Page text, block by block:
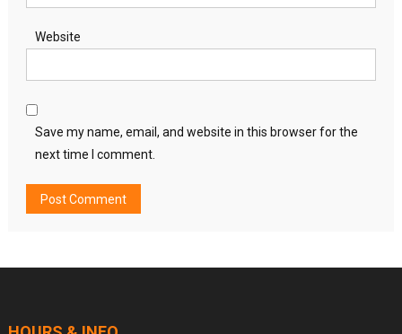
Website
Save my name, email, and website in this browser for the
next time I comment.